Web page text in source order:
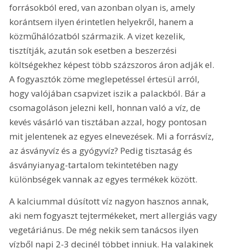
forrásokból ered, van azonban olyan is, amely
korántsem ilyen érintetlen helyekről, hanem a
közműhálózatból származik. A vizet kezelik,
tisztítják, azután sok esetben a beszerzési
költségekhez képest több százszoros áron adják el.
A fogyasztók zöme meglepetéssel értesül arról,
hogy valójában csapvizet iszik a palackból. Bár a
csomagoláson jelezni kell, honnan való a víz, de
kevés vásárló van tisztában azzal, hogy pontosan
mit jelentenek az egyes elnevezések. Mi a forrásvíz,
az ásványvíz és a gyógyvíz? Pedig tisztaság és
ásványianyag-tartalom tekintetében nagy
különbségek vannak az egyes termékek között.
A kalciummal dúsított víz nagyon hasznos annak,
aki nem fogyaszt tejtermékeket, mert allergiás vagy
vegetáriánus. De még nekik sem tanácsos ilyen
vízből napi 2-3 decinél többet inniuk. Ha valakinek